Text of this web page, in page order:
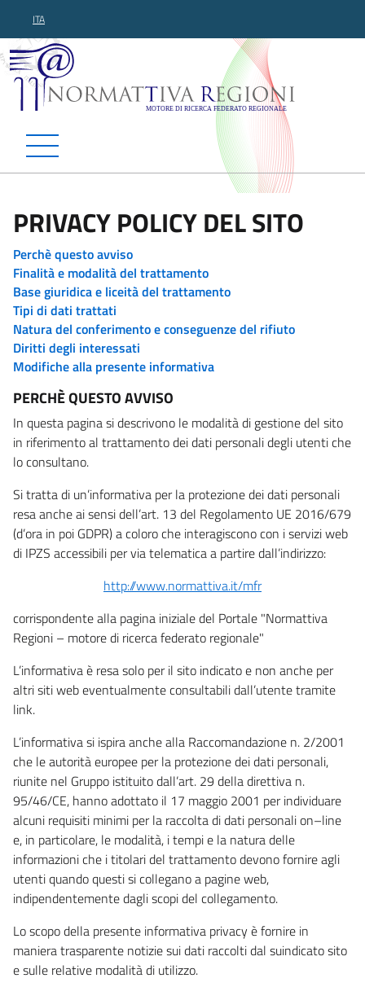
ITA
Normattiva Regioni -
PRIVACY POLICY DEL SITO
Perchè questo avviso
Finalità e modalità del trattamento
Base giuridica e liceità del trattamento
Tipi di dati trattati
Natura del conferimento e conseguenze del rifiuto
Diritti degli interessati
Modifiche alla presente informativa
PERCHÈ QUESTO AVVISO
In questa pagina si descrivono le modalità di gestione del sito
in riferimento al trattamento dei dati personali degli utenti che
lo consultano.
Si tratta di un’informativa per la protezione dei dati personali
resa anche ai sensi dell’art. 13 del Regolamento UE 2016/679
(d’ora in poi GDPR) a coloro che interagiscono con i servizi web
di IPZS accessibili per via telematica a partire dall’indirizzo:
http://www.normattiva.it/mfr
corrispondente alla pagina iniziale del Portale "Normattiva
Regioni – motore di ricerca federato regionale"
L’informativa è resa solo per il sito indicato e non anche per
altri siti web eventualmente consultabili dall’utente tramite
link.
L’informativa si ispira anche alla Raccomandazione n. 2/2001
che le autorità europee per la protezione dei dati personali,
riunite nel Gruppo istituito dall’art. 29 della direttiva n.
95/46/CE, hanno adottato il 17 maggio 2001 per individuare
alcuni requisiti minimi per la raccolta di dati personali on–line
e, in particolare, le modalità, i tempi e la natura delle
informazioni che i titolari del trattamento devono fornire agli
utenti quando questi si collegano a pagine web,
indipendentemente dagli scopi del collegamento.
Lo scopo della presente informativa privacy è fornire in
maniera trasparente notizie sui dati raccolti dal suindicato sito
e sulle relative modalità di utilizzo.